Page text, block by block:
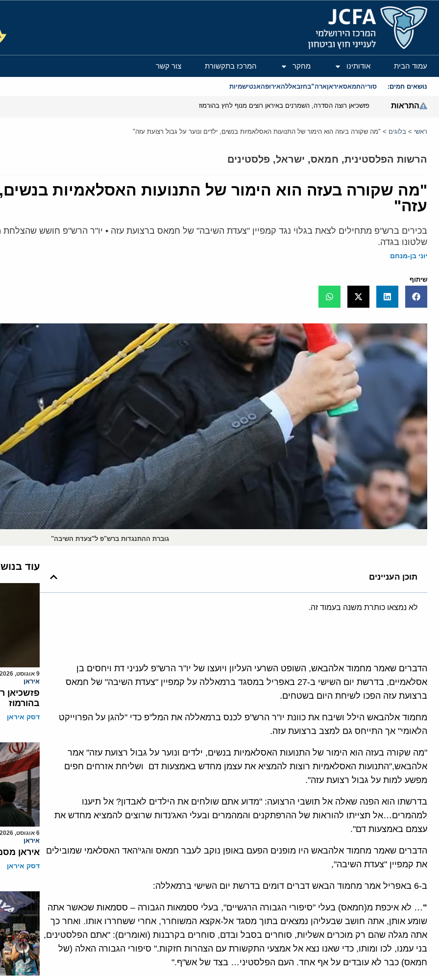
המרכז הירושלמי לענייני חוץ וביטחון
עמוד הבית אודותינו מחקר המרכז בתקשורת צור קשר
נושאים חמים: סוריהחמאסאיראןארה”בחזבאללהאירופהאנטישמיות
התראות פזשכיאן רוצה הסדרה, השמרנים באיראן רוצים מנוף לחץ בהורמוז
ראשי > בלוגים > "מה שקורה בעזה הוא הימור של התנועות האסלאמיות בנשים, ילדים ונוער על גבול רצועת עזה"
הרשות הפלסטינית, חמאס, ישראל, פלסטינים
"מה שקורה בעזה הוא הימור של התנועות האסלאמיות בנשים,
עזה"
בכירים ברש"פ מתחילים לצאת בגלוי נגד קמפיין "צעדת השיבה" של חמאס ברצועת עזה • יו"ר הרש"פ חושש
שלטונו בגדה.
יוני בן-מנחם
שיתוף
גוברת ההתנגדות ברש"פ ל"צעדת השיבה"
תוכן העניינים
לא נמצאו כותרת משנה בעמוד זה.
הדברים שאמר מחמוד אלהבאש, השופט השרעי העליון ויועצו של יו"ר הרש"פ לעניני דת ויחסים בן
אסלאמיים, בדרשת יום השישי ב-27 באפריל במסגד ברמאללה על קמפיין "צעדת השיבה" של חמאס
ברצועת עזה הפכו לשיחת היום בשטחים.
מחמוד אלהבאש הילל ושיבח את כוונת יו"ר הרש"פ לכנס ברמאללה את המל"פ כדי "להגן על הפרוייקט
הלאומי" אך התייחס גם למצב ברצועת עזה.
"מה שקורה בעזה הוא הימור של התנועות האסלאמיות בנשים, ילדים ונוער על גבול רצועת עזה" אמר
אלהבאש,"התנועות האסלאמיות רוצות להמציא את עצמן מחדש באמצעות דם ושליחת אזרחים חפים
מפשע למות על גבול רצועת עזה".
בדרשתו הוא הפנה שאלה אל תושבי הרצועה: "מדוע אתם שולחים את הילדים לאבדון? אל תיענו
למהמרים…אל תצייתו להוראות של ההרפתקנים והמהמרים ובעלי האג'נדות שרוצים להמציא מחדש את
עצמם באמצעות דם".
הדברים שאמר מחמוד אלהבאש היו מופנים הפעם באופן נוקב לעבר חמאס והגי'האד האסלאמי שמובילים
את קמפיין "צעדת השיבה",
ב-6 באפריל אמר מחמוד הבאש דברים דומים בדרשת יום השישי ברמאללה:
"… לא איכפת מ(חמאס) בעלי "סיפורי הגבורה הרגשיים", בעלי ססמאות הגבורה – ססמאות שכאשר אתה
שומע אותן, אתה חושב שבעליהן נמצאים בתוך מסגד אל-אקצא המשוחרר, אחרי ששחררו אותו. ואחר כך
אתה מגלה שהם רק מוכרים אשליות, סוחרים בסבל ובדם, סוחרים בקרבנות (ואומרים): "אתם הפלסטינים,
בני עמנו, לכו ומותו, כדי שאנו נצא אל אמצעי התקשורת עם הצהרות חזקות." סיפורי הגבורה האלה (של
חמאס) כבר לא עובדים על אף אחד. העם הפלסטיני… בצד של אש"ף."
עוד
9 אוגוסט, 2026
איראן
פזשכיאן
בהורמוז
דסק איראן
6 אוגוסט, 2026
איראן
איראן
דסק איראן